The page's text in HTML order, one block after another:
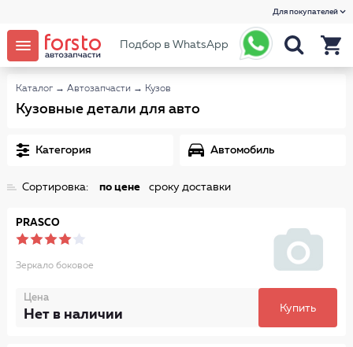
Для покупателей
Подбор в WhatsApp
Каталог → Автозапчасти → Кузов
Кузовные детали для авто
Категория Автомобиль
Сортировка: по цене сроку доставки
PRASCO
Зеркало боковое
Цена
Нет в наличии Купить